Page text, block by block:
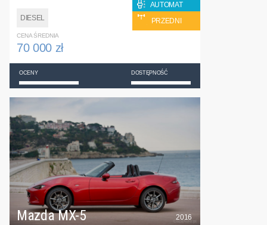
DIESEL
AUTOMAT
PRZEDNI
CENA ŚREDNIA
70 000 zł
OCENY DOSTĘPNOŚĆ
Mazda MX-5 2016